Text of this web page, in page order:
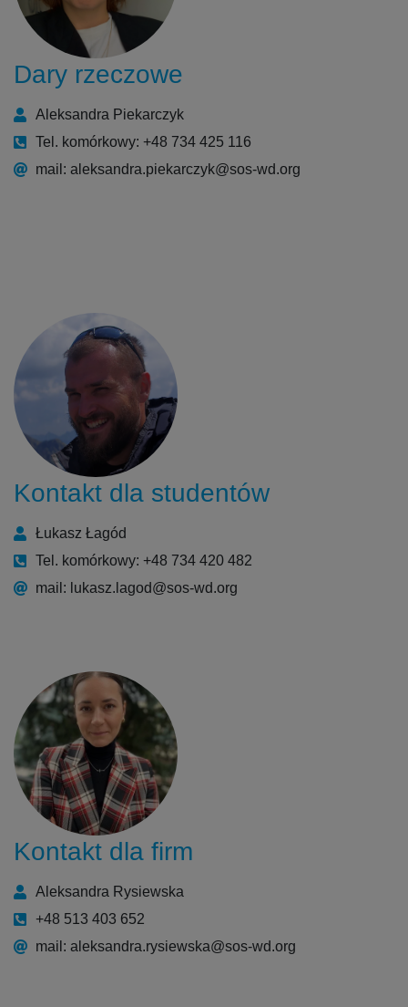
Dary rzeczowe
Aleksandra Piekarczyk
Tel. komórkowy: +48 734 425 116
mail: aleksandra.piekarczyk@sos-wd.org
Kontakt dla studentów
Łukasz Łagód
Tel. komórkowy: +48 734 420 482
mail: lukasz.lagod@sos-wd.org
Kontakt dla firm
Aleksandra Rysiewska
+48 513 403 652
mail: aleksandra.rysiewska@sos-wd.org